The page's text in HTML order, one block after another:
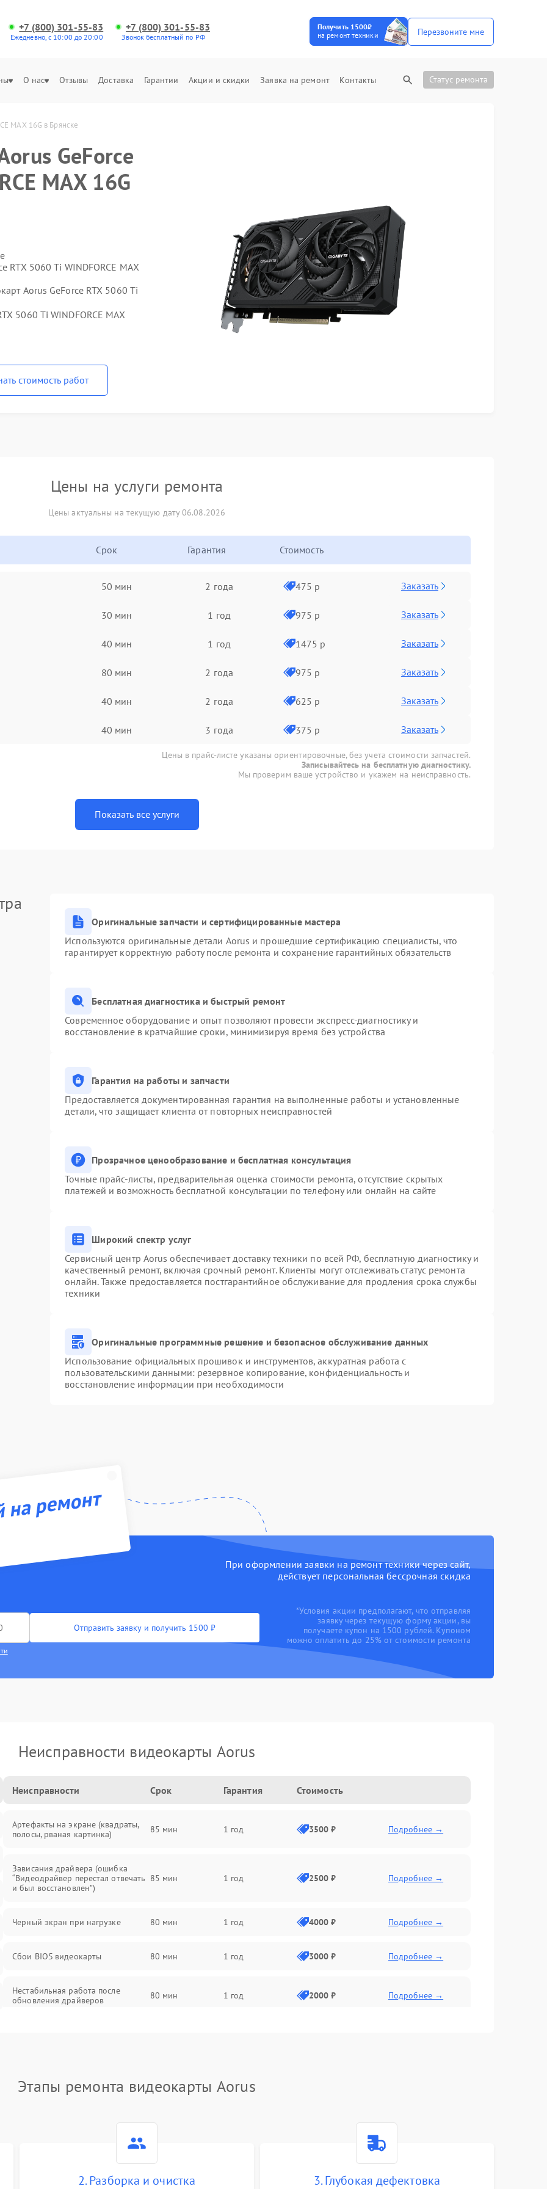
+7 (800) 301-55-83
Ежедневно, с 10:00 до 20:00
+7 (800) 301-55-83
Звонок бесплатный по РФ
Получить 1500₽
на ремонт техники
Перезвоните мне
О нас Отзывы Доставка Гарантии Акции и скидки Заявка на ремонт Контакты Статус ремонта
MAX 16G в Брянске
GeForce
MAX 16G
RTX 5060 Ti WINDFORCE MAX
Aorus GeForce RTX 5060 Ti
5060 Ti WINDFORCE MAX
стоимость работ
Цены на услуги ремонта
Цены актуальны на текущую дату 06.08.2026
Срок Гарантия Стоимость
50 мин 2 года 475 р Заказать
30 мин 1 год 975 р Заказать
40 мин 1 год 1475 р Заказать
80 мин 2 года 975 р Заказать
40 мин 2 года 625 р Заказать
40 мин 3 года 375 р Заказать
Цены в прайс-листе указаны ориентировочные, без учета стоимости запчастей.
Записывайтесь на бесплатную диагностику.
Мы проверим ваше устройство и укажем на неисправность.
Показать все услуги
Оригинальные запчасти и сертифицированные мастера
Используются оригинальные детали Aorus и прошедшие сертификацию специалисты, что
гарантирует корректную работу после ремонта и сохранение гарантийных обязательств
Бесплатная диагностика и быстрый ремонт
Современное оборудование и опыт позволяют провести экспресс-диагностику и
восстановление в кратчайшие сроки, минимизируя время без устройства
Гарантия на работы и запчасти
Предоставляется документированная гарантия на выполненные работы и установленные
детали, что защищает клиента от повторных неисправностей
Прозрачное ценообразование и бесплатная консультация
Точные прайс-листы, предварительная оценка стоимости ремонта, отсутствие скрытых
платежей и возможность бесплатной консультации по телефону или онлайн на сайте
Широкий спектр услуг
Сервисный центр Aorus обеспечивает доставку техники по всей РФ, бесплатную диагностику и
качественный ремонт, включая срочный ремонт. Клиенты могут отслеживать статус ремонта
онлайн. Также предоставляется постгарантийное обслуживание для продления срока службы
техники
Оригинальные программные решение и безопасное обслуживание данных
Использование официальных прошивок и инструментов, аккуратная работа с
пользовательскими данными: резервное копирование, конфиденциальность и
восстановление информации при необходимости
ремонт
При оформлении заявки на ремонт техники через сайт,
действует персональная бессрочная скидка
Отправить заявку и получить 1500 ₽
*Условия акции предполагают, что отправляя
заявку через текущую форму акции, вы
получаете купон на 1500 рублей. Купоном
можно оплатить до 25% от стоимости ремонта
Неисправности видеокарты Aorus
Неисправности Срок Гарантия Стоимость
Артефакты на экране (квадраты,
полосы, рваная картинка)
85 мин 1 год 3500 ₽ Подробнее →
Зависания драйвера (ошибка
“Видеодрайвер перестал отвечать
и был восстановлен”)
85 мин 1 год 2500 ₽ Подробнее →
Черный экран при нагрузке 80 мин 1 год 4000 ₽ Подробнее →
Сбои BIOS видеокарты 80 мин 1 год 3000 ₽ Подробнее →
Нестабильная работа после
обновления драйверов
80 мин 1 год 2000 ₽ Подробнее →
Этапы ремонта видеокарты Aorus
2. Разборка и очистка 3. Глубокая дефектовка